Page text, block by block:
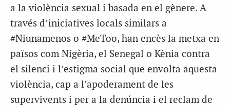
a la violència sexual i basada en el gènere. A
través d’iniciatives locals similars a
#Niunamenos o #MeToo, han encès la metxa en
països com Nigèria, el Senegal o Kènia contra
el silenci i l’estigma social que envolta aquesta
violència, cap a l’apoderament de les
supervivents i per a la denúncia i el reclam de